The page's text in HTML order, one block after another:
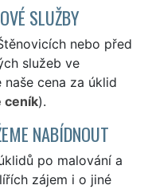
SLUŽBY
nebo před
služeb ve
cena za úklid
ceník).
NABÍDNOUT
po malování a
zájem i o jiné